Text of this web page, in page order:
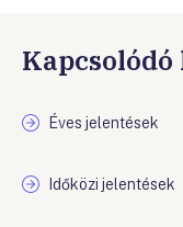
Éves jelentések
Időközi jelentések